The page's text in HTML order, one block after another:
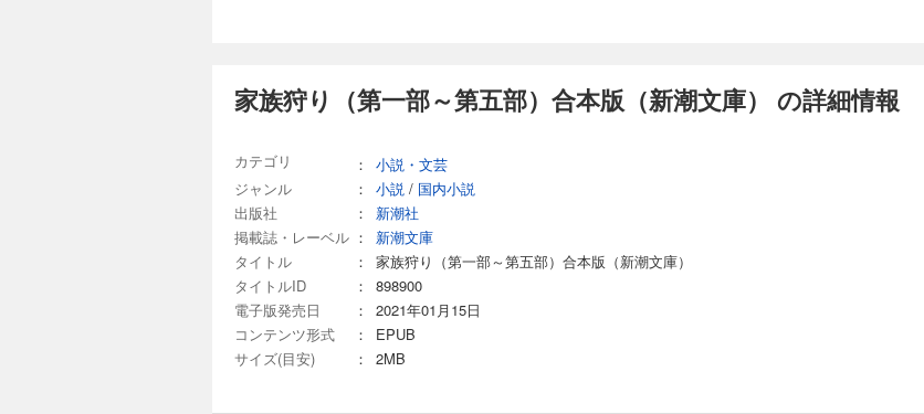
家族狩り（第一部～第五部）合本版（新潮文庫） の詳細情報
カテゴリ ：
小説・文芸
ジャンル
： 小説 / 国内小説
出版社
：
新潮社
掲載誌・レーベル ：
新潮文庫
タイトル
：
家族狩り（第一部～第五部）合本版（新潮文庫）
タイトルID
：
898900
電子版発売日
：
2021年01月15日
コンテンツ形式
：
EPUB
サイズ(目安)
： 2MB